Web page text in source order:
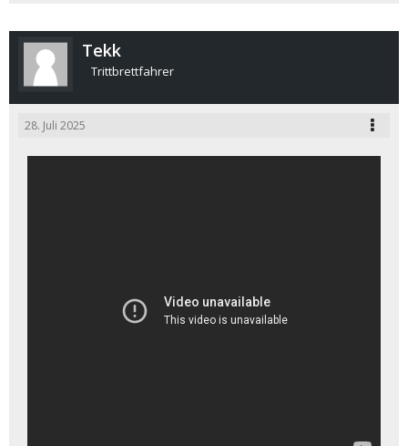
Tekk
Trittbrettfahrer
28. Juli 2025